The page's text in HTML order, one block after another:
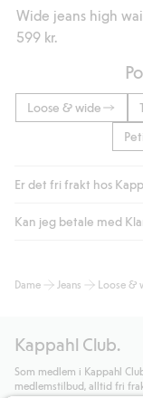
Wide jeans high
599 kr.
Loose & wide
Er det fri frakt hos
Som medlem i
automatisk etter at
hjemlevering med
hjemlevering med
Les mer
Kan jeg betale med
og andre
generelle vilkår.Les
lenke).
Les mer
Dame Jeans Loose &
Kappahl Club.
Som medlem i Kappahl
medlemstilbud, alltid fri